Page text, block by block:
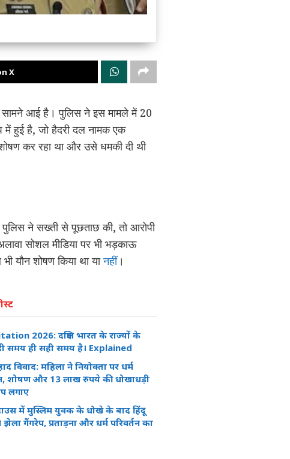
X
सामने आई है। पुलिस ने इस मामले में 20
में हुई है, जो हैदरी दल नामक एक
कर रहा था और उसे धमकी दी थी
ने सख्ती से पूछताछ की, तो आरोपी
सोशल मीडिया पर भी भड़काऊ
यौन शोषण किया था यानहीं।
2026: दक्षिण भारत के राज्यों के
समय ही सही समय है। Explained
विवाद: महिला ने नियोक्ता पर धर्म
शोषण और 13 लाख रुपये की धोखाधड़ी
लगाए
में मुस्लिम युवक के धोखे के बाद हिंदू
गैंगरेप, प्रताड़ना और धर्म परिवर्तन का